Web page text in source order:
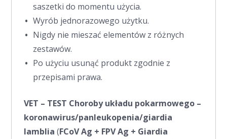
saszetki do momentu użycia.
Wyrób jednorazowego użytku.
Nigdy nie mieszać elementów z różnych
zestawów.
Po użyciu usunąć produkt zgodnie z
przepisami prawa.
VET – TEST Choroby układu pokarmowego –
koronawirus/panleukopenia/giardia
lamblia(FCoV Ag + FPV Ag + Giardia